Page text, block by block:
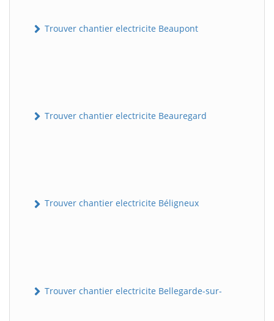
Trouver chantier electricite Beaupont
Trouver chantier electricite Beauregard
Trouver chantier electricite Béligneux
Trouver chantier electricite Bellegarde-sur-